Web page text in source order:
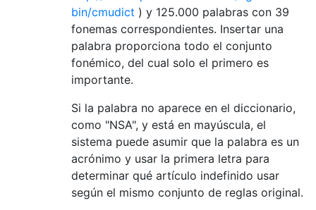
bin/cmudict ) y 125.000 palabras con 39
fonemas correspondientes. Insertar una
palabra proporciona todo el conjunto
fonémico, del cual solo el primero es
importante.
Si la palabra no aparece en el diccionario,
como "NSA", y está en mayúscula, el
sistema puede asumir que la palabra es un
acrónimo y usar la primera letra para
determinar qué artículo indefinido usar
según el mismo conjunto de reglas original.